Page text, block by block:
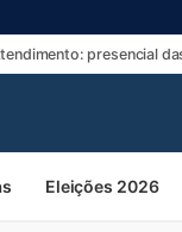
presencial
Eleições 2026